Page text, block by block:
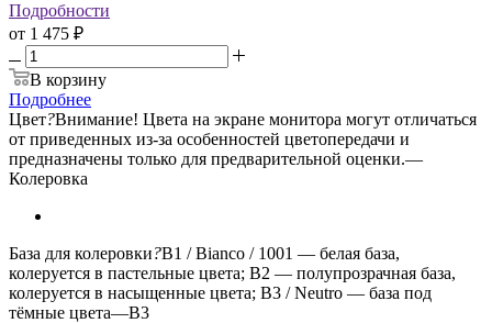
Подробности
от 1 475 ₽
В корзину
Подробнее
Цвет?Внимание! Цвета на экране монитора могут отличаться
от приведенных из-за особенностей цветопередачи и
предназначены только для предварительной оценки.—
Колеровка
База для колеровки?B1 / Bianco / 1001 — белая база,
колеруется в пастельные цвета; B2 — полупрозрачная база,
колеруется в насыщенные цвета; B3 / Neutro — база под
тёмные цвета—B3